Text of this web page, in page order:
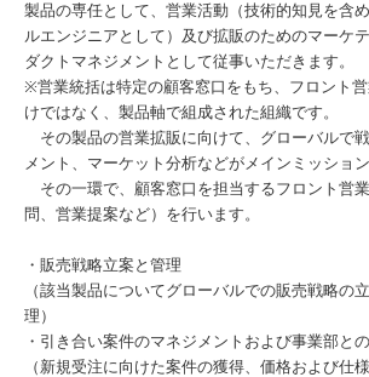
製品の専任として、営業活動（技術的知見を含
ルエンジニアとして）及び拡販のためのマーケ
ダクトマネジメントとして従事いただきます。
※営業統括は特定の顧客窓口をもち、フロント
けではなく、製品軸で組成された組織です。
その製品の営業拡販に向けて、グローバルで
メント、マーケット分析などがメインミッション
その一環で、顧客窓口を担当するフロント営
問、営業提案など）を行います。
・販売戦略立案と管理
（該当製品についてグローバルでの販売戦略の
理）
・引き合い案件のマネジメントおよび事業部と
（新規受注に向けた案件の獲得、価格および仕